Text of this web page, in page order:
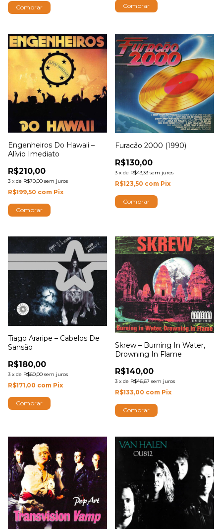
Engenheiros Do Hawaii –
Alívio Imediato
R$210,00
3 x de R$70,00 sem juros
R$199,50 com Pix
Furacão 2000 (1990)
R$130,00
3 x de R$43,33 sem juros
R$123,50 com Pix
Tiago Araripe – Cabelos De
Sansão
R$180,00
3 x de R$60,00 sem juros
R$171,00 com Pix
Skrew – Burning In Water,
Drowning In Flame
R$140,00
3 x de R$46,67 sem juros
R$133,00 com Pix